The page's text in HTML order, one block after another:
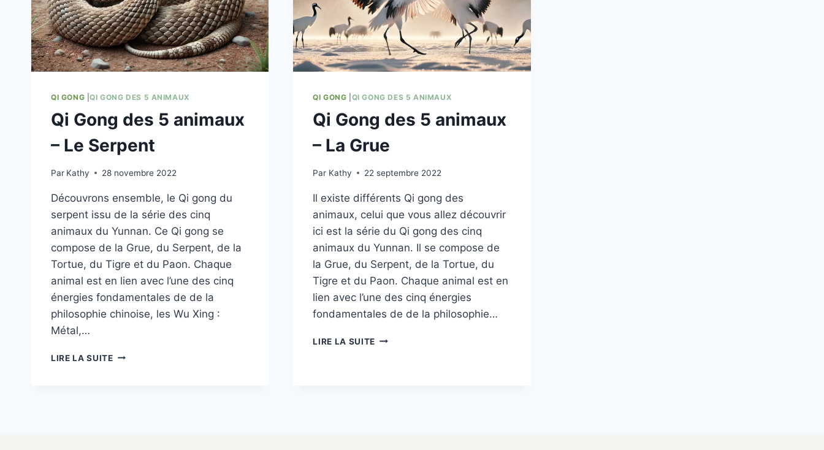
QI GONG |QI GONG DES 5 ANIMAUX
Qi Gong des 5 animaux
– Le Serpent
Par Kathy 28 novembre 2022
Découvrons ensemble, le Qi gong du
serpent issu de la série des cinq
animaux du Yunnan. Ce Qi gong se
compose de la Grue, du Serpent, de la
Tortue, du Tigre et du Paon. Chaque
animal est en lien avec l’une des cinq
énergies fondamentales de de la
philosophie chinoise, les Wu Xing :
Métal,…
LIRE LA SUITEQI
QI GONG QI GONG DES 5 ANIMAUX
Qi Gong des 5 animaux
– La Grue
Par Kathy 22 septembre 2022
Il existe différents Qi gong des
animaux, celui que vous allez découvrir
ici est la série du Qi gong des cinq
animaux du Yunnan. Il se compose de
la Grue, du Serpent, de la Tortue, du
Tigre et du Paon. Chaque animal est en
lien avec l’une des cinq énergies
fondamentales de de la philosophie…
LIRE LA SUITE QI